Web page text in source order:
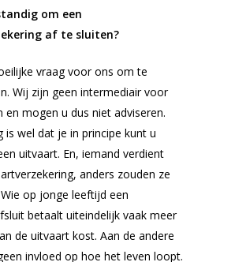
om een
af te sluiten?
vraag voor ons om te
Wij zijn geen intermediair voor
en mogen u dus niet adviseren.
is wel dat je in principe kunt u
uitvaart. En, iemand verdient
anders zouden ze
op jonge leeftijd een
betaalt uiteindelijk vaak meer
de uitvaart kost. Aan de andere
invloed op hoe het leven loopt.
Nu alvast doen
Voorgesprek
Wensenboekje
Uitvaart regelen
Overlijden melden
Begraven of
Inspiratie